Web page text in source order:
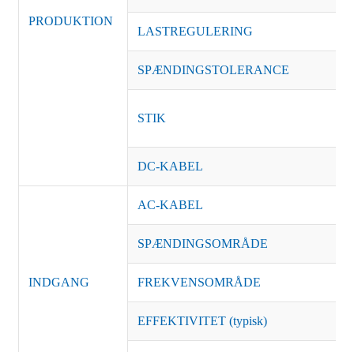
PRODUKTION
LASTREGULERING
SPÆNDINGSTOLERANCE
STIK
DC-KABEL
INDGANG
AC-KABEL
SPÆNDINGSOMRÅDE
FREKVENSOMRÅDE
EFFEKTIVITET (typisk)